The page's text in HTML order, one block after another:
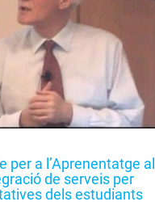
per a l’Aprenentatge al
de serveis per
dels estudiants